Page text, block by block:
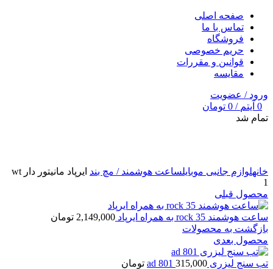
صفحه اصلی
تماس با ما
فروشگاه
حریم خصوصی
قوانین و مقررات
مقایسه
ورود / عضویت
0 آیتم /
0 تومان
تمام شد
خانهلوازم جانبی موبایلساعت هوشمند / مچ بند
ایرپاد مانیتور دار wt
1
محصول قبلی
ساعت هوشمند rock 35 به همراه ایرپاد 2,149,000 تومان
بازگشت به محصولات
محصول بعدی
تب سنج لیزری ad 801 315,000 تومان